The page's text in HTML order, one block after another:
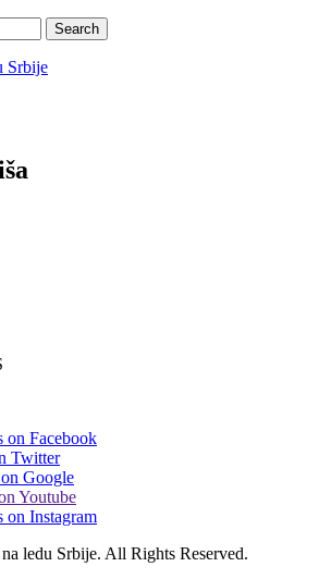
on Facebook
Twitter
Google
Youtube
on Instagram
ledu Srbije. All Rights Reserved.